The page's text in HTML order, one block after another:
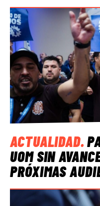
ACTUALIDAD.
UOM SIN
PRÓXIMAS